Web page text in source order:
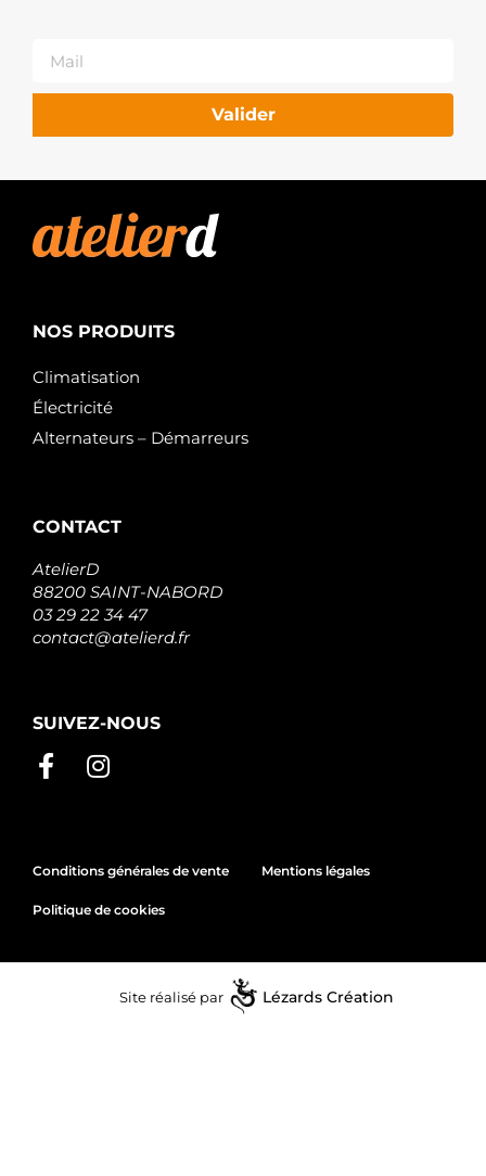
Valider
NOS PRODUITS
Climatisation
Électricité
Alternateurs – Démarreurs
CONTACT
AtelierD
88200 SAINT-NABORD
03 29 22 34 47
contact@atelierd.fr
SUIVEZ-NOUS
Conditions générales de vente Mentions légales
Politique de cookies
Site réalisé par Lézards Création